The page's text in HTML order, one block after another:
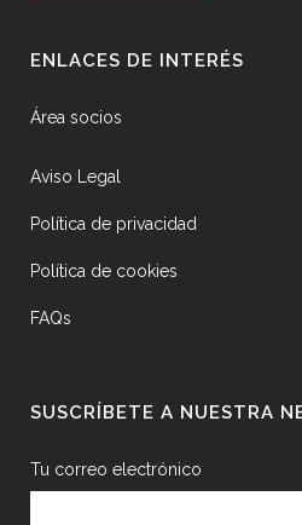
ENLACES DE INTERÉS
Área socios
Aviso Legal
Política de privacidad
Política de cookies
FAQs
SUSCRÍBETE A NUESTRA
Tu correo electrónico